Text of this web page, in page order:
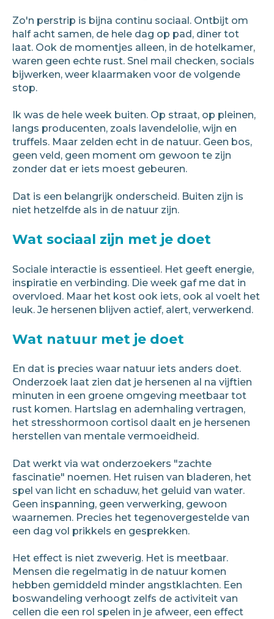
Zo'n perstrip is bijna continu sociaal. Ontbijt om
half acht samen, de hele dag op pad, diner tot
laat. Ook de momentjes alleen, in de hotelkamer,
waren geen echte rust. Snel mail checken, socials
bijwerken, weer klaarmaken voor de volgende
stop.
Ik was de hele week buiten. Op straat, op pleinen,
langs producenten, zoals lavendelolie, wijn en
truffels. Maar zelden echt in de natuur. Geen bos,
geen veld, geen moment om gewoon te zijn
zonder dat er iets moest gebeuren.
Dat is een belangrijk onderscheid. Buiten zijn is
niet hetzelfde als in de natuur zijn.
Wat sociaal zijn met je doet
Sociale interactie is essentieel. Het geeft energie,
inspiratie en verbinding. Die week gaf me dat in
overvloed. Maar het kost ook iets, ook al voelt het
leuk. Je hersenen blijven actief, alert, verwerkend.
Wat natuur met je doet
En dat is precies waar natuur iets anders doet.
Onderzoek laat zien dat je hersenen al na vijftien
minuten in een groene omgeving meetbaar tot
rust komen. Hartslag en ademhaling vertragen,
het stresshormoon cortisol daalt en je hersenen
herstellen van mentale vermoeidheid.
Dat werkt via wat onderzoekers "zachte
fascinatie" noemen. Het ruisen van bladeren, het
spel van licht en schaduw, het geluid van water.
Geen inspanning, geen verwerking, gewoon
waarnemen. Precies het tegenovergestelde van
een dag vol prikkels en gesprekken.
Het effect is niet zweverig. Het is meetbaar.
Mensen die regelmatig in de natuur komen
hebben gemiddeld minder angstklachten. Een
boswandeling verhoogt zelfs de activiteit van
cellen die een rol spelen in je afweer, een effect